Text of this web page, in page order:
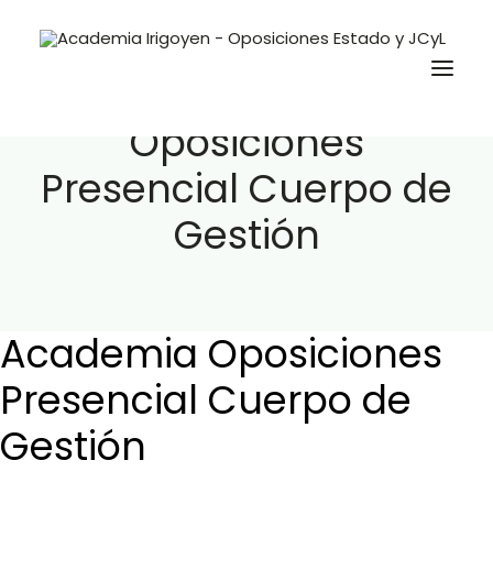
Oposiciones
Preguntas Frecuentes
BuscaOpos 🔎
Oposiciones
Presencial Cuerpo de
Gestión
Academia Oposiciones
Presencial Cuerpo de
Gestión